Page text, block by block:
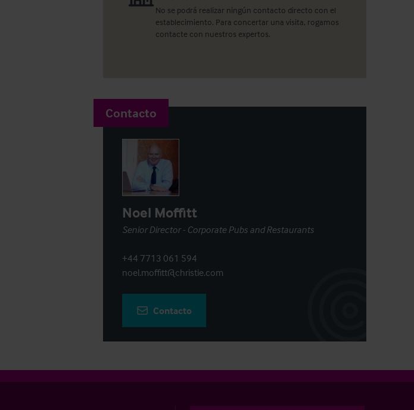
No se podrá realizar ningún contacto directo con el
establecimiento. Para concertar una visita, rogamos
contacte con nuestros expertos.
Contacto
Noel Moffitt
Senior Director - Corporate Pubs and Restaurants
+44 7713 061 594
noel.moffitt@christie.com
Contacto